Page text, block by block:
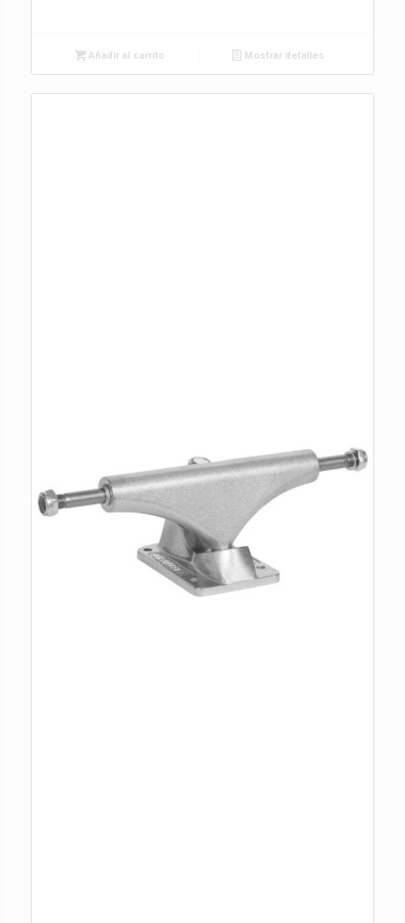
Añadir al carrito Mostrar detalles